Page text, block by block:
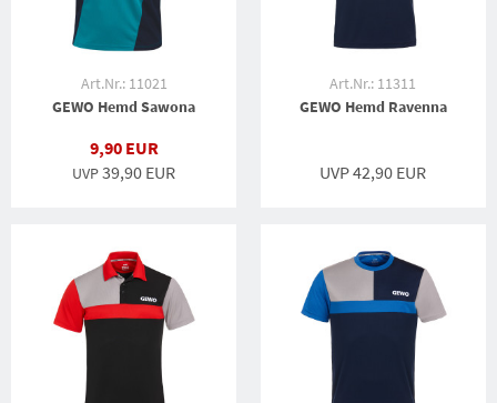
Art.Nr.: 11021
GEWO Hemd Sawona
9,90 EUR
UVP39,90 EUR
Art.Nr.: 11311
GEWO Hemd Ravenna
UVP 42,90 EUR